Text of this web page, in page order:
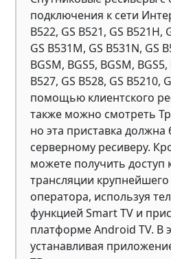
подключения к сети
B522, GS B521, GS B521H,
GS B531M, GS B531N, GS
BGSM, BGS5, BGSM,
B527, GS B528, GS B5210,
помощью клиентского
также можно смотреть
но эта приставка
серверному ресиверу.
можете получить доступ
трансляции крупнейшего
оператора, используя
функцией Smart TV и
платформе Android TV. В
устанавливая